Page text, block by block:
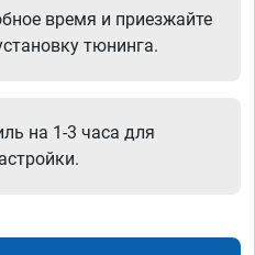
время и приезжайте
тюнинга.
на 1-3 часа для